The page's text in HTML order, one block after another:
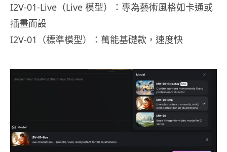
I2V-01-Live（Live 模型）：專為藝術風格如卡通或
插畫而設
I2V-01（標準模型）：萬能基礎款，速度快